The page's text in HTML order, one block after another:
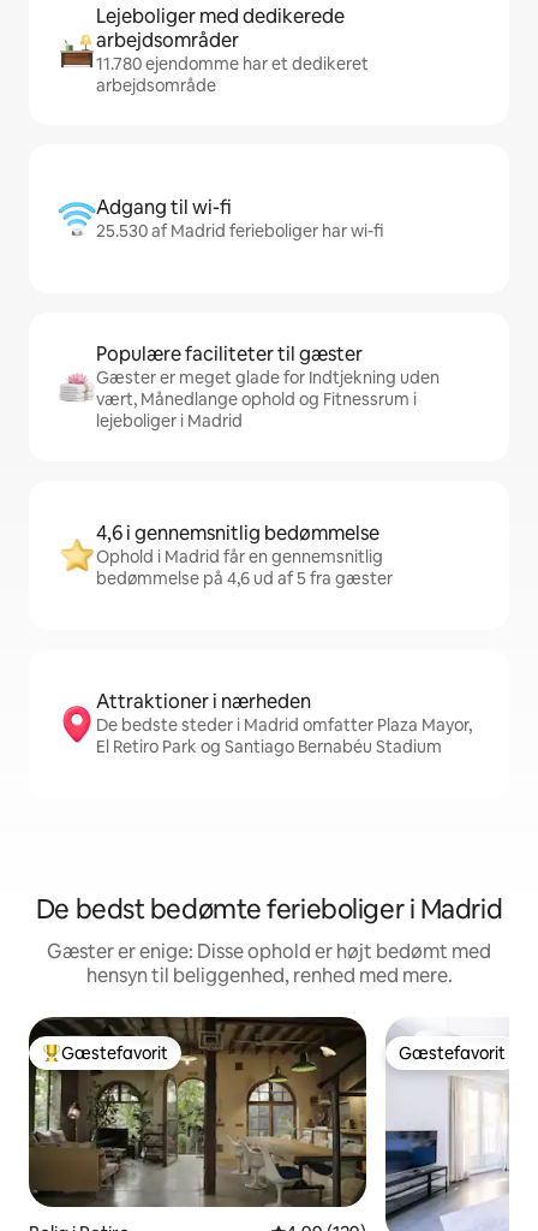
Lejeboliger med dedikerede
arbejdsområder
11.780 ejendomme har et dedikeret
arbejdsområde
Adgang til wi-fi
25.530 af Madrid ferieboliger har wi-fi
Populære faciliteter til gæster
Gæster er meget glade for Indtjekning uden
vært, Månedlange ophold og Fitnessrum i
lejeboliger i Madrid
4,6 i gennemsnitlig bedømmelse
Ophold i Madrid får en gennemsnitlig
bedømmelse på 4,6 ud af 5 fra gæster
Attraktioner i nærheden
De bedste steder i Madrid omfatter Plaza Mayor,
El Retiro Park og Santiago Bernabéu Stadium
De bedst bedømte ferieboliger i Madrid
Gæster er enige: Disse ophold er højt bedømt med
hensyn til beliggenhed, renhed med mere.
Bedste gæstefavorit
Gæstefavorit Gæstefavorit
Gæstefavorit